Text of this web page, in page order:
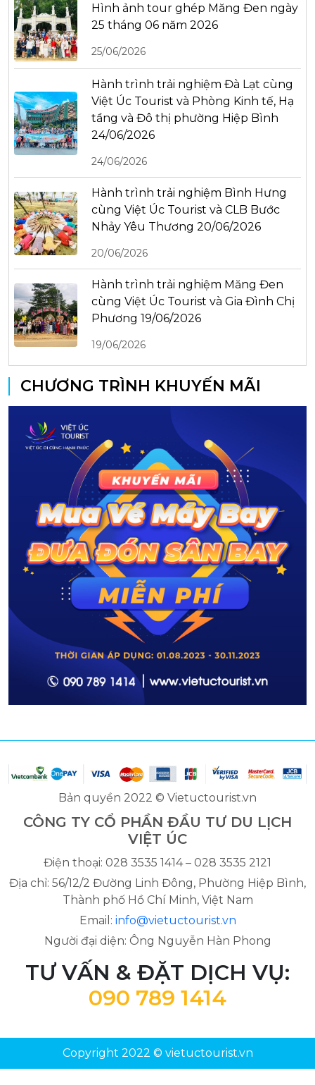
Hình ảnh tour ghép Măng Đen ngày
25 tháng 06 năm 2026
25/06/2026
Hành trình trải nghiệm Đà Lạt cùng
Việt Úc Tourist và Phòng Kinh tế, Hạ
tầng và Đô thị phường Hiệp Bình
24/06/2026
24/06/2026
Hành trình trải nghiệm Bình Hưng
cùng Việt Úc Tourist và CLB Bước
Nhảy Yêu Thương 20/06/2026
20/06/2026
Hành trình trải nghiệm Măng Đen
cùng Việt Úc Tourist và Gia Đình Chị
Phương 19/06/2026
19/06/2026
CHƯƠNG TRÌNH KHUYẾN MÃI
Bản quyền 2022 © Vietuctourist.vn
CÔNG TY CỔ PHẦN ĐẦU TƯ DU LỊCH
VIỆT ÚC
Điện thoại: 028 3535 1414 – 028 3535 2121
Địa chỉ: 56/12/2 Đường Linh Đông, Phường Hiệp Bình,
Thành phố Hồ Chí Minh, Việt Nam
Email: info@vietuctourist.vn
Người đại diện: Ông Nguyễn Hàn Phong
TƯ VẤN & ĐẶT DỊCH VỤ:
090 789 1414
Copyright 2022 © vietuctourist.vn